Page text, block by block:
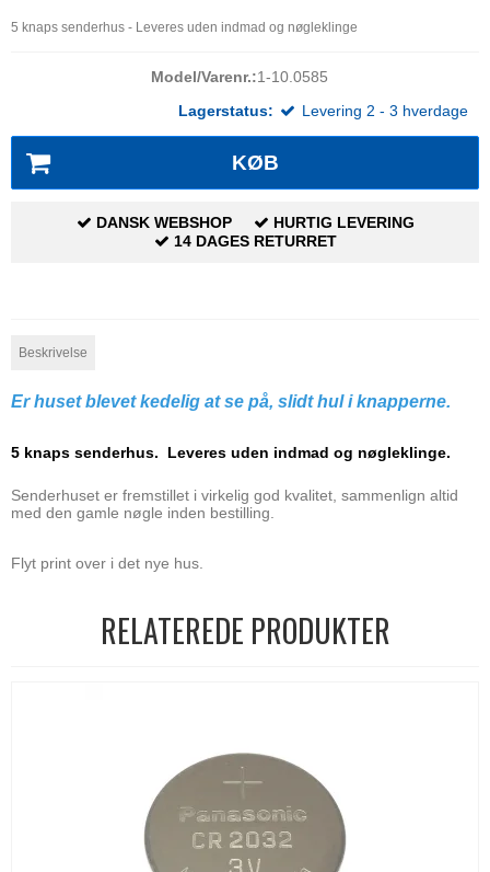
5 knaps senderhus - Leveres uden indmad og nøgleklinge
Model/Varenr.:1-10.0585
Lagerstatus:
Levering 2 - 3 hverdage
KØB
DANSK WEBSHOP
HURTIG LEVERING
14 DAGES RETURRET
Beskrivelse
Er huset blevet kedelig at se på, slidt hul i knapperne.
5 knaps senderhus. Leveres uden indmad og nøgleklinge.
Senderhuset er fremstillet i virkelig god kvalitet, sammenlign altid
med den gamle nøgle inden bestilling.
Flyt print over i det nye hus.
RELATEREDE PRODUKTER